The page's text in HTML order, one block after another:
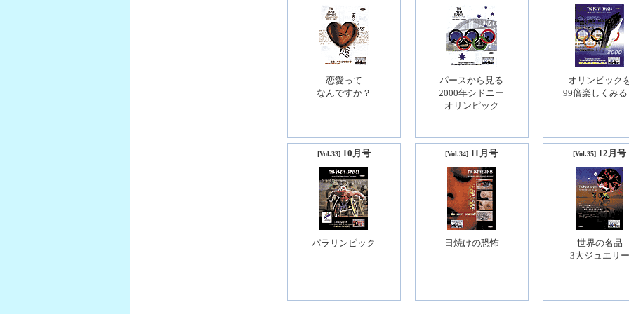
恋愛って
なんですか？
パースから見る
2000年シドニー
オリンピック
オリンピック
99倍楽しくみる
[Vol.33] 10月号
パラリンピック
[Vol.34] 11月号
日焼けの恐怖
[Vol.35] 12月号
世界の名品
3大ジュエリー